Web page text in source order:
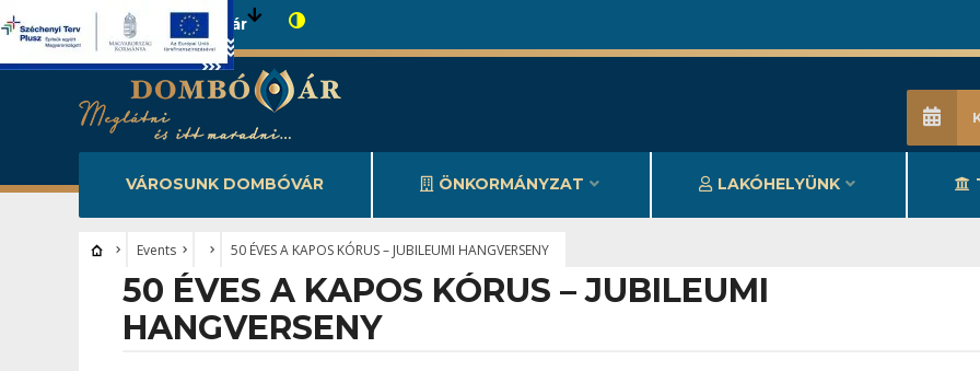
Városunk Dombóvár
VÁROSUNK DOMBÓVÁR ÖNKORMÁNYZAT LAKÓHELYÜNK
Events 50 ÉVES A KAPOS KÓRUS – JUBILEUMI HANGVERSENY
50 ÉVES A KAPOS KÓRUS – JUBILEUMI
HANGVERSENY